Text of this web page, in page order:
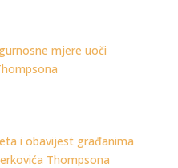
mjere uoči
i obavijest građanima
Thompsona